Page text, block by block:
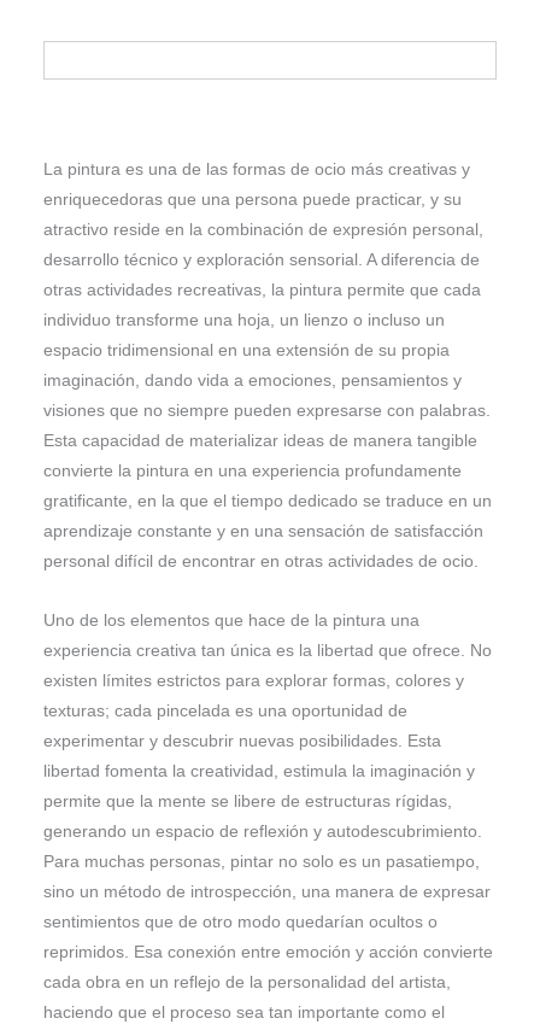
La pintura es una de las formas de ocio más creativas y
enriquecedoras que una persona puede practicar, y su
atractivo reside en la combinación de expresión personal,
desarrollo técnico y exploración sensorial. A diferencia de
otras actividades recreativas, la pintura permite que cada
individuo transforme una hoja, un lienzo o incluso un
espacio tridimensional en una extensión de su propia
imaginación, dando vida a emociones, pensamientos y
visiones que no siempre pueden expresarse con palabras.
Esta capacidad de materializar ideas de manera tangible
convierte la pintura en una experiencia profundamente
gratificante, en la que el tiempo dedicado se traduce en un
aprendizaje constante y en una sensación de satisfacción
personal difícil de encontrar en otras actividades de ocio.
Uno de los elementos que hace de la pintura una
experiencia creativa tan única es la libertad que ofrece. No
existen límites estrictos para explorar formas, colores y
texturas; cada pincelada es una oportunidad de
experimentar y descubrir nuevas posibilidades. Esta
libertad fomenta la creatividad, estimula la imaginación y
permite que la mente se libere de estructuras rígidas,
generando un espacio de reflexión y autodescubrimiento.
Para muchas personas, pintar no solo es un pasatiempo,
sino un método de introspección, una manera de expresar
sentimientos que de otro modo quedarían ocultos o
reprimidos. Esa conexión entre emoción y acción convierte
cada obra en un reflejo de la personalidad del artista,
haciendo que el proceso sea tan importante como el